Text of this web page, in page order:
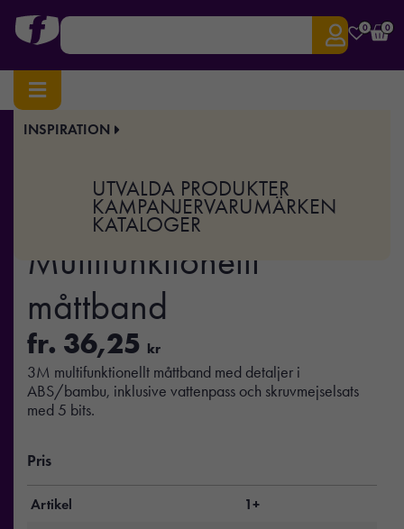
0 0
INSPIRATION
UTVALDA PRODUKTER
KAMPANJERVARUMÄRKEN
KATALOGER
Hem/Hem & Kök/ CINTA – Multifunktionellt måttband
CINTA –
Multifunktionellt
måttband
fr. 36,25 kr
3M multifunktionellt måttband med detaljer i
ABS/bambu, inklusive vattenpass och skruvmejselsats
med 5 bits.
Pris
Artikel
1+